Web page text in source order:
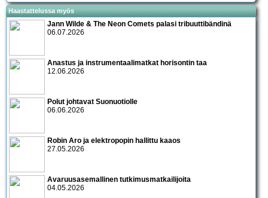
Haastattelussa myös
Jann Wilde & The Neon Comets palasi tribuuttibändinä
06.07.2026
Anastus ja instrumentaalimatkat horisontin taa
12.06.2026
Polut johtavat Suonuotiolle
06.06.2026
Robin Aro ja elektropopin hallittu kaaos
27.05.2026
Avaruusasemallinen tutkimusmatkailijoita
04.05.2026